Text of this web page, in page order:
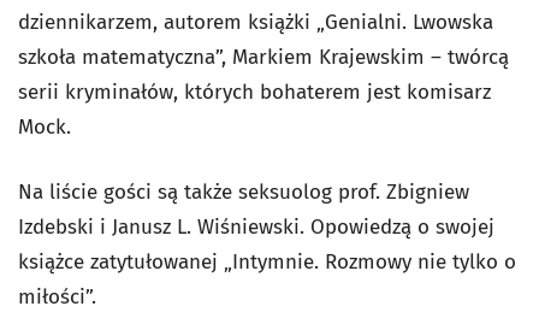
dziennikarzem, autorem książki „Genialni. Lwowska
szkoła matematyczna”, Markiem Krajewskim – twórcą
serii kryminałów, których bohaterem jest komisarz
Mock.
Na liście gości są także seksuolog prof. Zbigniew
Izdebski i Janusz L. Wiśniewski. Opowiedzą o swojej
książce zatytułowanej „Intymnie. Rozmowy nie tylko o
miłości”.